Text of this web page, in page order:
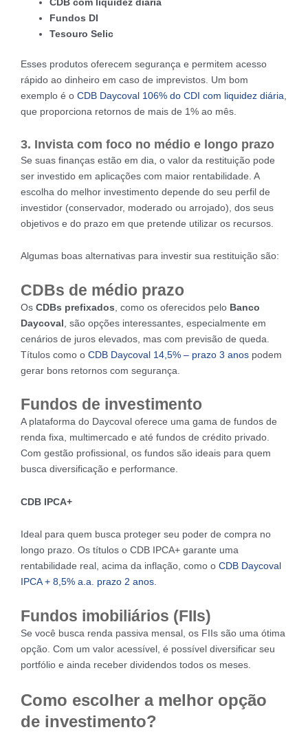
CDB com liquidez diária
Fundos DI
Tesouro Selic
Esses produtos oferecem segurança e permitem acesso
rápido ao dinheiro em caso de imprevistos. Um bom
exemplo é o CDB Daycoval 106% do CDI com liquidez diária,
que proporciona retornos de mais de 1% ao mês.
3. Invista com foco no médio e longo prazo
Se suas finanças estão em dia, o valor da restituição pode
ser investido em aplicações com maior rentabilidade. A
escolha do melhor investimento depende do seu perfil de
investidor (conservador, moderado ou arrojado), dos seus
objetivos e do prazo em que pretende utilizar os recursos.
Algumas boas alternativas para investir sua restituição são:
CDBs de médio prazo
Os CDBs prefixados , como os oferecidos pelo Banco
Daycoval , são opções interessantes, especialmente em
cenários de juros elevados, mas com previsão de queda.
Títulos como o CDB Daycoval 14,5% – prazo 3 anos podem
gerar bons retornos com segurança.
Fundos de investimento
A plataforma do Daycoval oferece uma gama de fundos de
renda fixa, multimercado e até fundos de crédito privado.
Com gestão profissional, os fundos são ideais para quem
busca diversificação e performance.
CDB IPCA+
Ideal para quem busca proteger seu poder de compra no
longo prazo. Os títulos o CDB IPCA+ garante uma
rentabilidade real, acima da inflação, como o CDB Daycoval
IPCA + 8,5% a.a. prazo 2 anos.
Fundos imobiliários (FIIs)
Se você busca renda passiva mensal, os FIIs são uma ótima
opção. Com um valor acessível, é possível diversificar seu
portfólio e ainda receber dividendos todos os meses.
Como escolher a melhor opção
de investimento?